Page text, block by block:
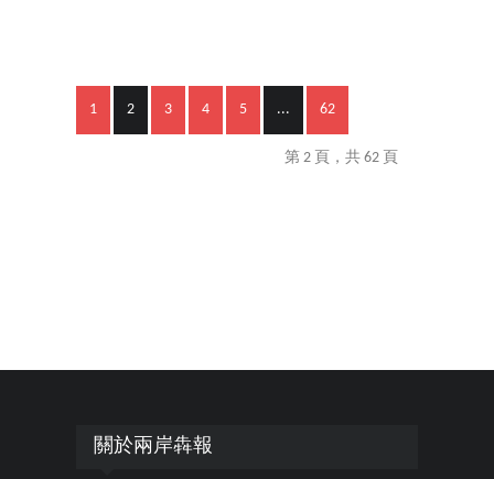
1 2 3 4 5 ... 62
第 2 頁，共 62 頁
關於兩岸犇報